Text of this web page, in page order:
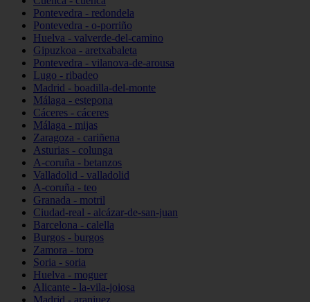
Pontevedra - redondela
Pontevedra - o-porriño
Huelva - valverde-del-camino
Gipuzkoa - aretxabaleta
Pontevedra - vilanova-de-arousa
Lugo - ribadeo
Madrid - boadilla-del-monte
Málaga - estepona
Cáceres - cáceres
Málaga - mijas
Zaragoza - cariñena
Asturias - colunga
A-coruña - betanzos
Valladolid - valladolid
A-coruña - teo
Granada - motril
Ciudad-real - alcázar-de-san-juan
Barcelona - calella
Burgos - burgos
Zamora - toro
Soria - soria
Huelva - moguer
Alicante - la-vila-joiosa
Madrid - aranjuez